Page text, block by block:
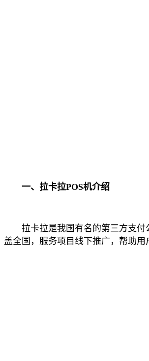
一、拉卡拉POS机介绍
拉卡拉是我国有名的第三方支付
盖全国，服务项目线下推广，帮助